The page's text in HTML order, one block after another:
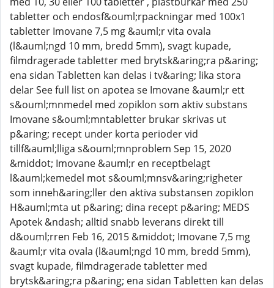
tabletter och endosf&ouml;rpackningar med 100x1
tabletter Imovane 7,5 mg &auml;r vita ovala
(l&auml;ngd 10 mm, bredd 5mm), svagt kupade,
filmdragerade tabletter med brytsk&aring;ra p&aring;
ena sidan Tabletten kan delas i tv&aring; lika stora
delar See full list on apotea se Imovane &auml;r ett
s&ouml;mnmedel med zopiklon som aktiv substans
Imovane s&ouml;mntabletter brukar skrivas ut
p&aring; recept under korta perioder vid
tillf&auml;lliga s&ouml;mnproblem Sep 15, 2020
&middot; Imovane &auml;r en receptbelagt
l&auml;kemedel mot s&ouml;mnsv&aring;righeter
som inneh&aring;ller den aktiva substansen zopiklon
H&auml;mta ut p&aring; dina recept p&aring; MEDS
Apotek &ndash; alltid snabb leverans direkt till
d&ouml;rren Feb 16, 2015 &middot; Imovane 7,5 mg
&auml;r vita ovala (l&auml;ngd 10 mm, bredd 5mm),
svagt kupade, filmdragerade tabletter med
brytsk&aring;ra p&aring; ena sidan Tabletten kan delas